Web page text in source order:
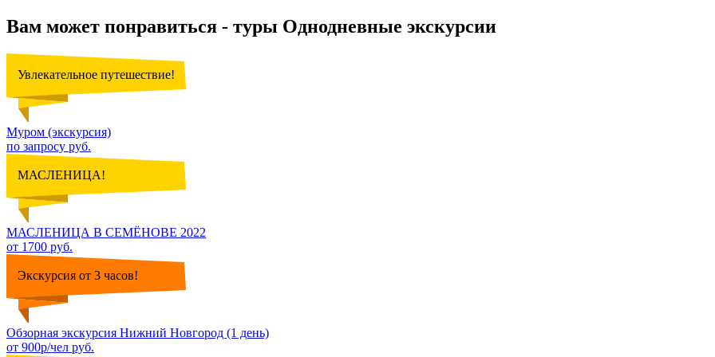
Вам может понравиться - туры Однодневные экскурсии
Увлекательное путешествие!
Муром (экскурсия)
по запросу руб.
МАСЛЕНИЦА!
МАСЛЕНИЦА В СЕМЁНОВЕ 2022
от 1700 руб.
Экскурсия от 3 часов!
Обзорная экскурсия Нижний Новгород (1 день)
от 900р/чел руб.